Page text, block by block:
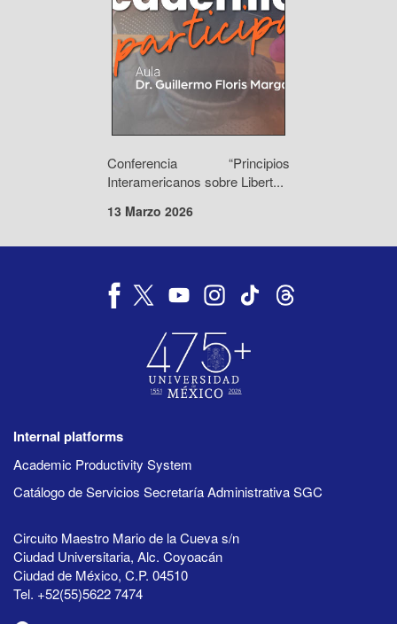
Conferencia “Principios
Interamericanos sobre Libert...
13 Marzo 2026
Internal platforms
Academic Productivity System
Catálogo de Servicios Secretaría Administrativa SGC
Circuito Maestro Mario de la Cueva s/n
Ciudad Universitaria, Alc. Coyoacán
Ciudad de México, C.P. 04510
Tel. +52(55)5622 7474